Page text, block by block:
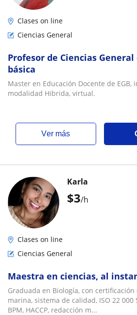
Clases on line
Ciencias General
Profesor de Ciencias
básica
Master en Educación Docente de EGB,
modalidad Hibrida, virtual.
ver más
$3/h
Karla
Clases on line
Ciencias General
Maestra en ciencias, al
Graduada en Biología, con
marina, sistema de calidad, ISO 22 000
BPM, HACCP, redacción m...